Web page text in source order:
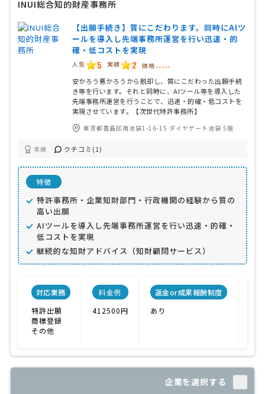
INUI総合知的財産事務所
【出願手続き】質にこだわります。同時にAIツ
ールを導入し先端事務所運営を行い迅速・的
確・低コストを実現
人気 5 実績 2 価格 -----
安かろう悪かろうから脱却し、質にこだわった出願手続
き等を行います。それと同時に、AIツール等を導入した
先端事務所運営を行うことで、迅速・的確・低コストを
実現させています。【次世代特許事務所】
東京都豊島区南池袋1-16-15 ダイヤゲート池袋 5階
実績 クチコミ(1)
特徴
特許事務所・企業知財部門・行政機関の経験から質の
高い出願
AIツールを導入し先端事務所運営を行い迅速・的確・
低コストを実現
継続的な知財アドバイス（知財顧問サービス）
対応業務
特許出願
商標登録
その他
料金例
412500円
返金or成果報酬制度
あり
企業を選択する